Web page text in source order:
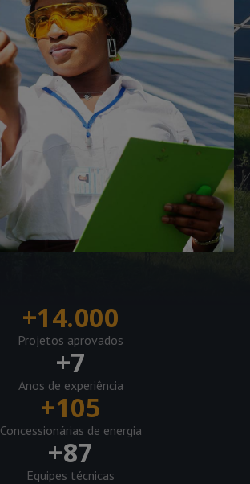
+14.000
Projetos aprovados
+7
Anos de experiência
+105
Concessionárias de energia
+87
Equipes técnicas